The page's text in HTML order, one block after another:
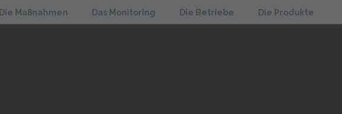
Die Maßnahmen Das Monitoring Die Betriebe Die Produkte